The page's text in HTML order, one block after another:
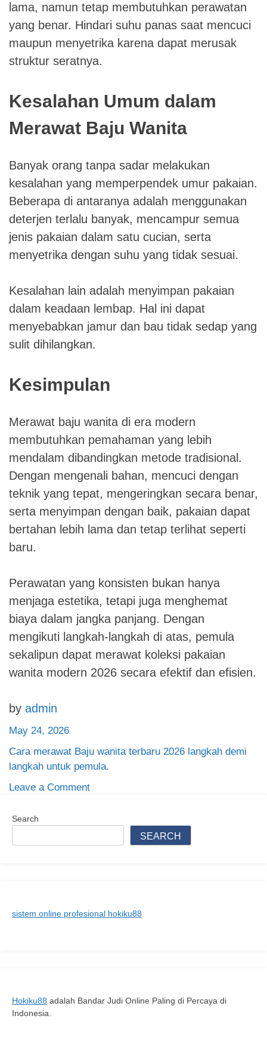
lama, namun tetap membutuhkan perawatan
yang benar. Hindari suhu panas saat mencuci
maupun menyetrika karena dapat merusak
struktur seratnya.
Kesalahan Umum dalam
Merawat Baju Wanita
Banyak orang tanpa sadar melakukan
kesalahan yang memperpendek umur pakaian.
Beberapa di antaranya adalah menggunakan
deterjen terlalu banyak, mencampur semua
jenis pakaian dalam satu cucian, serta
menyetrika dengan suhu yang tidak sesuai.
Kesalahan lain adalah menyimpan pakaian
dalam keadaan lembap. Hal ini dapat
menyebabkan jamur dan bau tidak sedap yang
sulit dihilangkan.
Kesimpulan
Merawat baju wanita di era modern
membutuhkan pemahaman yang lebih
mendalam dibandingkan metode tradisional.
Dengan mengenali bahan, mencuci dengan
teknik yang tepat, mengeringkan secara benar,
serta menyimpan dengan baik, pakaian dapat
bertahan lebih lama dan tetap terlihat seperti
baru.
Perawatan yang konsisten bukan hanya
menjaga estetika, tetapi juga menghemat
biaya dalam jangka panjang. Dengan
mengikuti langkah-langkah di atas, pemula
sekalipun dapat merawat koleksi pakaian
wanita modern 2026 secara efektif dan efisien.
by admin
May 24, 2026
Cara merawat Baju wanita terbaru 2026 langkah demi
langkah untuk pemula.
Leave a Commenton
wanita
langkah
Search
SEARCH
sistem online profesional hokiku88
Hokiku88 adalah Bandar Judi Online Paling di Percaya di
Indonesia.